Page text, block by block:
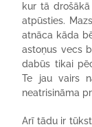
kur tā
atpūsties.
atnāca kāda
astoņus vecs
dabūs tikai
Te jau vairs
neatrisināma
Arī tādu ir